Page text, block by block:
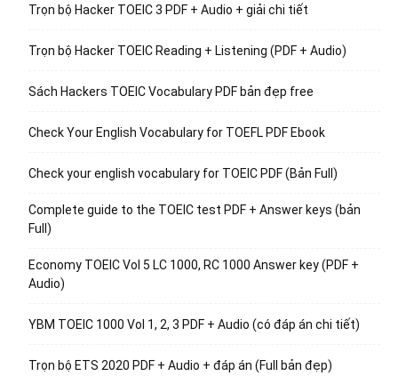
Trọn bộ Hacker TOEIC 3 PDF + Audio + giải chi tiết
Trọn bộ Hacker TOEIC Reading + Listening (PDF + Audio)
Sách Hackers TOEIC Vocabulary PDF bản đẹp free
Check Your English Vocabulary for TOEFL PDF Ebook
Check your english vocabulary for TOEIC PDF (Bản Full)
Complete guide to the TOEIC test PDF + Answer keys (bản
Full)
Economy TOEIC Vol 5 LC 1000, RC 1000 Answer key (PDF +
Audio)
YBM TOEIC 1000 Vol 1, 2, 3 PDF + Audio (có đáp án chi tiết)
Trọn bộ ETS 2020 PDF + Audio + đáp án (Full bản đẹp)